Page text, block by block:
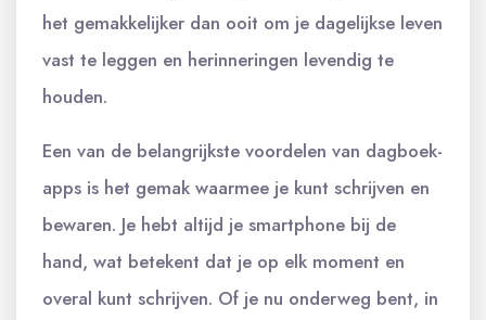
het gemakkelijker dan ooit om je dagelijkse leven
vast te leggen en herinneringen levendig te
houden.
Een van de belangrijkste voordelen van dagboek-
apps is het gemak waarmee je kunt schrijven en
bewaren. Je hebt altijd je smartphone bij de
hand, wat betekent dat je op elk moment en
overal kunt schrijven. Of je nu onderweg bent, in